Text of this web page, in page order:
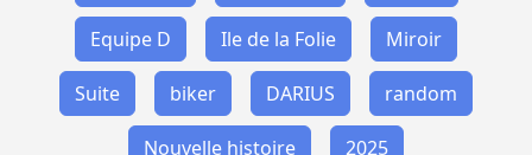
Equipe D Ile de la Folie Miroir
Suite biker DARIUS random
Nouvelle histoire 2025